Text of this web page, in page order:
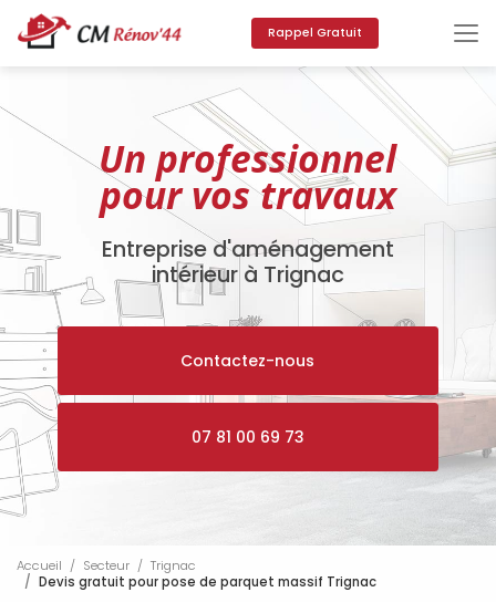
au
contenu
principal
Rappel Gratuit
Un professionnel
pour vos travaux
Entreprise d'aménagement
intérieur à Trignac
Contactez-nous
07 81 00 69 73
Accueil Secteur
Trignac
Devis gratuit pour pose de parquet massif Trignac